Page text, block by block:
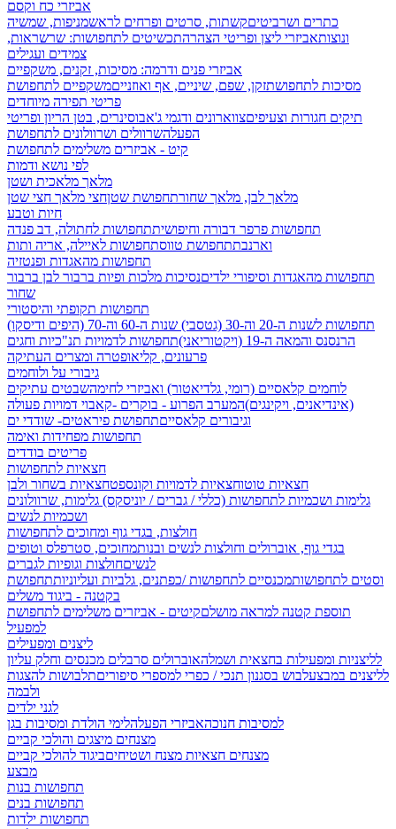
אביזרי כח וקסם
כתרים ושרביטיםקשתות, סרטים ופרחים לראשמניפות, שמשיה
ונוצותאביזרי ליצן ופריטי הצהרהתכשיטים לתחפושות: שרשראות,
צמידים ועגילים
אביזרי פנים ודרמה: מסיכות, זקנים, משקפיים
מסיכות לתחפושתזקן, שפם, שיניים, אף ואוזנייםמשקפיים לתחפושת
פריטי תפירה מיוחדים
תיקים חגורות וצעיפיםצווארונים ודגמי ג'אבוסינרים, בטן הריון ופריטי
הפעלהשרוולים ושרוולונים לתחפושת
קיט - אביזרים משלימים לתחפושת
לפי נושא ודמות
מלאך מלאכית ושטן
מלאך לבן, מלאך שחורתחפושת שטןחצי מלאך חצי שטן
חיות וטבע
תחפושות פרפר דבורה וחיפושיתתחפושות לחתולה, דב פנדה
וארנבתתחפושת טווסתחפושות לאיילה, אריה ותות
תחפושות מהאגדות ופנטזיה
תחפושות מהאגדות וסיפורי ילדיםנסיכות מלכות ופיות ברבור לבן ברבור
שחור
תחפושות תקופתי והיסטורי
תחפושות לשנות ה-20 וה-30 (גטסבי)
שנות ה-60 וה-70 (היפים ודיסקו)
הרנסנס והמאה ה-19 (ויקטוריאני)
תחפושות לדמויות תנ"כיות וחגים
פרעונים, קליאופטרה ומצרים העתיקה
גיבורי על ולוחמים
לוחמים קלאסיים (רומי, גלדיאטור) ואביזרי לחימהשבטים עתיקים
(אינדיאנים, ויקינגים)המערב הפרוע - בוקרים -קאבוי דמויות פעולה
וגיבורים קלאסייםתחפושת פיראטים- שודדי ים
תחפושות מפחידות ואימה
פריטים בודדים
חצאיות לתחפושות
חצאיות טוטוחצאיות לדמויות וקונספטחצאיות בשחור ולבן
גלימות ושכמיות לתחפושות (כללי / גברים / יוניסקס) גלימות, שרוולונים
ושכמיות לנשים
חולצות, בגדי גוף ומחוכים לתחפושות
בגדי גוף, אוברולים וחולצות לנשים ובנותמחוכים, סטרפלס וטופים
לנשיםחולצות וגופיות לגברים
וסטים לתחפושותמכנסיים לתחפושות /כפתנים, גלביות ועליוניותתחפושת
בקטנה - ביגוד משלים
תוספת קטנה למראה מושלםקיטים - אביזרים משלימים לתחפושת
למפעיל
ליצנים ומפעילים
לליצניות ומפעילות בחצאית ושמלהאוברולים סרבלים מכנסים וחלק עליון
לליצנים במבצעלבוש בסגנון תנכי / כפרי למספרי סיפוריםתלבושות להצגות
ולבמה
לגני ילדים
למסיבות חנוכהאביזרי הפעלהלימי הולדת ומסיבות בגן
מצנחים מיצגים והולכי קביים
מצנחים חצאיות מצנח ושטיחיםביגוד להולכי קביים
מבצע
תחפושות בנות
תחפושות בנים
תחפושות ילדות